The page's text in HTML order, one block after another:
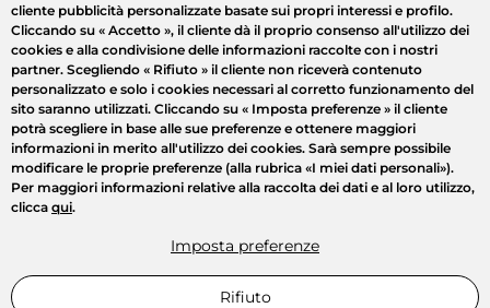
cliente pubblicità personalizzate basate sui propri interessi e profilo.
Cliccando su « Accetto », il cliente dà il proprio consenso all'utilizzo dei
cookies e alla condivisione delle informazioni raccolte con i nostri
partner. Scegliendo « Rifiuto » il cliente non riceverà contenuto
personalizzato e solo i cookies necessari al corretto funzionamento del
sito saranno utilizzati. Cliccando su « Imposta preferenze » il cliente
potrà scegliere in base alle sue preferenze e ottenere maggiori
informazioni in merito all'utilizzo dei cookies. Sarà sempre possibile
modificare le proprie preferenze (alla rubrica «I miei dati personali»).
Per maggiori informazioni relative alla raccolta dei dati e al loro utilizzo,
clicca qui.
Imposta preferenze
Rifiuto